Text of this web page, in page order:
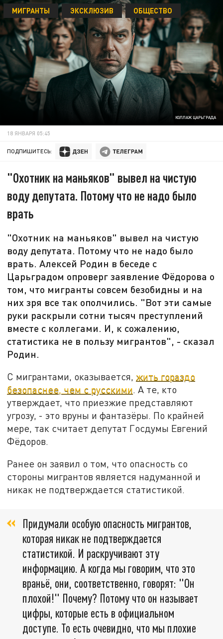
КОЛЛАЖ ЦАРЬГРАДА
МИГРАНТЫ ЭКСКЛЮЗИВ ОБЩЕСТВО
18 ЯНВАРЯ 05:45
ПОДПИШИТЕСЬ:
"Охотник на маньяков" вывел на чистую
воду депутата. Потому что не надо было
врать
"Охотник на маньяков" вывел на чистую
воду депутата. Потому что не надо было
врать. Алексей Родин в беседе с
Царьградом опроверг заявление Фёдорова о
том, что мигранты совсем безобидны и на
них зря все так ополчились. "Вот эти самые
руки раскрыли сотни тысяч преступлений
вместе с коллегами. И, к сожалению,
статистика не в пользу мигрантов", - сказал
Родин.
С мигрантами, оказывается, жить гораздо
безопаснее, чем с русскими. А те, кто
утверждает, что приезжие представляют
угрозу, - это вруны и фантазёры. По крайней
мере, так считает депутат Госдумы Евгений
Фёдоров.
Ранее он заявил о том, что опасность со
стороны мигрантов является надуманной и
никак не подтверждается статистикой.
Придумали особую опасность мигрантов,
которая никак не подтверждается
статистикой. И раскручивают эту
информацию. А когда мы говорим, что это
враньё, они, соответственно, говорят: "Он
плохой!" Почему? Потому что он называет
цифры, которые есть в официальном
доступе. То есть очевидно, что мы плохие